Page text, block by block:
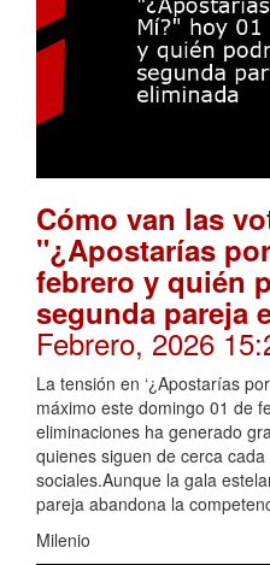
Cómo van las
"¿Apostarías
febrero y quién
segunda pareja
Febrero, 2026
La tensión en ‘¿Apostarías
máximo este domingo 01 de
eliminaciones ha generado
quienes siguen de cerca
sociales.Aunque la gala
pareja abandona la
Milenio